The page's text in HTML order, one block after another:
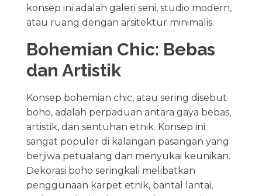
konsep ini adalah galeri seni, studio modern,
atau ruang dengan arsitektur minimalis.
Bohemian Chic: Bebas
dan Artistik
Konsep bohemian chic, atau sering disebut
boho, adalah perpaduan antara gaya bebas,
artistik, dan sentuhan etnik. Konsep ini
sangat populer di kalangan pasangan yang
berjiwa petualang dan menyukai keunikan.
Dekorasi boho seringkali melibatkan
penggunaan karpet etnik, bantal lantai,